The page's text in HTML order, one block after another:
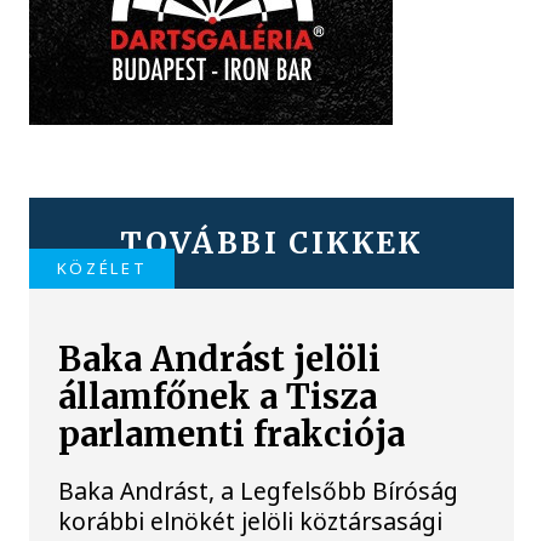
TOVÁBBI CIKKEK
KÖZÉLET
Baka Andrást jelöli
államfőnek a Tisza
parlamenti frakciója
Baka Andrást, a Legfelsőbb Bíróság
korábbi elnökét jelöli köztársasági